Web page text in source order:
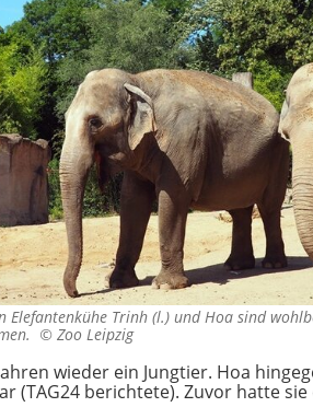
Elefantenkühe Trinh (l.) und Hoa sind
© Zoo Leipzig
wieder ein Jungtier. Hoa
(TAG24 berichtete). Zuvor hatte